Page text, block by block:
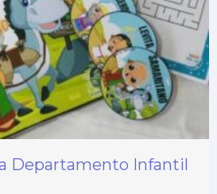
Departamento Infantil